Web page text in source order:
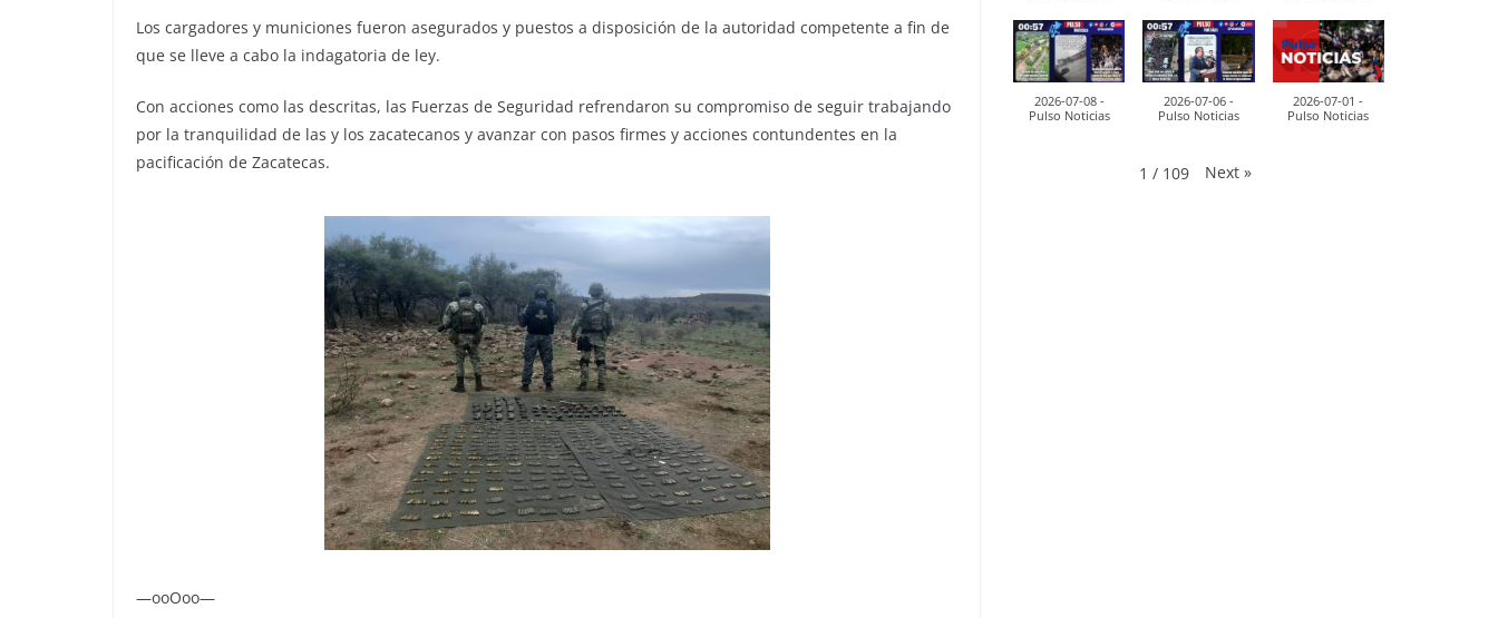
Los cargadores y municiones fueron asegurados y puestos a disposición de la autoridad competente a fin de
que se lleve a cabo la indagatoria de ley.
Con acciones como las descritas, las Fuerzas de Seguridad refrendaron su compromiso de seguir trabajando
por la tranquilidad de las y los zacatecanos y avanzar con pasos firmes y acciones contundentes en la
pacificación de Zacatecas.
—ooOoo—
2026-07-08 -
Pulso Noticias
2026-07-06 -
Pulso Noticias
2026-07-01 -
Pulso Noticias
1 / 109 Next »